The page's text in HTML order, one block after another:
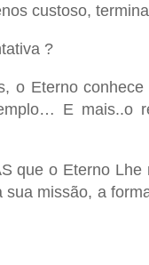
custoso,
?
o Eterno
E mais..o
que o Eterno
missão, a